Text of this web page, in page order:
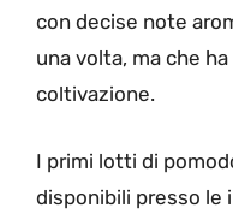
con decise note
una volta, ma che
coltivazione.
I primi lotti di
disponibili presso le